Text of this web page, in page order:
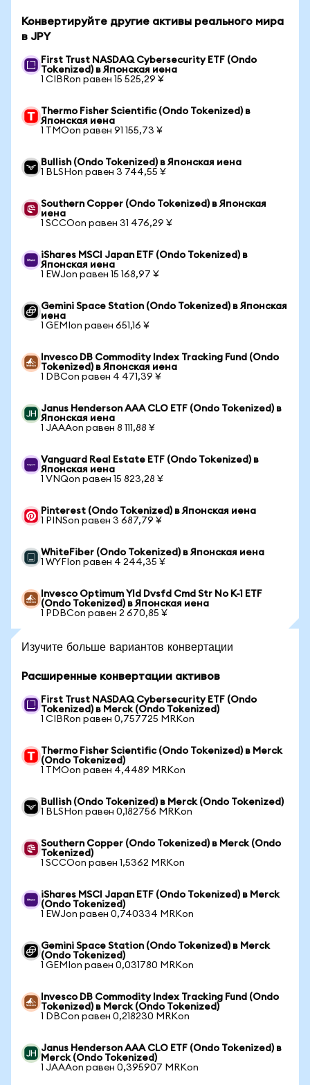
Конвертируйте другие активы реального мира
в JPY
First Trust NASDAQ Cybersecurity ETF (Ondo
Tokenized) в Японская иена
1 CIBRon равен 15 525,29 ¥
Thermo Fisher Scientific (Ondo Tokenized) в
Японская иена
1 TMOon равен 91 155,73 ¥
Bullish (Ondo Tokenized) в Японская иена
1 BLSHon равен 3 744,55 ¥
Southern Copper (Ondo Tokenized) в Японская
иена
1 SCCOon равен 31 476,29 ¥
iShares MSCI Japan ETF (Ondo Tokenized) в
Японская иена
1 EWJon равен 15 168,97 ¥
Gemini Space Station (Ondo Tokenized) в Японская
иена
1 GEMIon равен 651,16 ¥
Invesco DB Commodity Index Tracking Fund (Ondo
Tokenized) в Японская иена
1 DBCon равен 4 471,39 ¥
Janus Henderson AAA CLO ETF (Ondo Tokenized) в
Японская иена
1 JAAAon равен 8 111,88 ¥
Vanguard Real Estate ETF (Ondo Tokenized) в
Японская иена
1 VNQon равен 15 823,28 ¥
Pinterest (Ondo Tokenized) в Японская иена
1 PINSon равен 3 687,79 ¥
WhiteFiber (Ondo Tokenized) в Японская иена
1 WYFIon равен 4 244,35 ¥
Invesco Optimum Yld Dvsfd Cmd Str No K-1 ETF
(Ondo Tokenized) в Японская иена
1 PDBCon равен 2 670,85 ¥
Изучите больше вариантов конвертации
Расширенные конвертации активов
First Trust NASDAQ Cybersecurity ETF (Ondo
Tokenized) в Merck (Ondo Tokenized)
1 CIBRon равен 0,757725 MRKon
Thermo Fisher Scientific (Ondo Tokenized) в Merck
(Ondo Tokenized)
1 TMOon равен 4,4489 MRKon
Bullish (Ondo Tokenized) в Merck (Ondo Tokenized)
1 BLSHon равен 0,182756 MRKon
Southern Copper (Ondo Tokenized) в Merck (Ondo
Tokenized)
1 SCCOon равен 1,5362 MRKon
iShares MSCI Japan ETF (Ondo Tokenized) в Merck
(Ondo Tokenized)
1 EWJon равен 0,740334 MRKon
Gemini Space Station (Ondo Tokenized) в Merck
(Ondo Tokenized)
1 GEMIon равен 0,031780 MRKon
Invesco DB Commodity Index Tracking Fund (Ondo
Tokenized) в Merck (Ondo Tokenized)
1 DBCon равен 0,218230 MRKon
Janus Henderson AAA CLO ETF (Ondo Tokenized) в
Merck (Ondo Tokenized)
1 JAAAon равен 0,395907 MRKon